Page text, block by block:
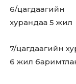
6/
хурандаа 5 жил
7/цагдаагийн
6 жил